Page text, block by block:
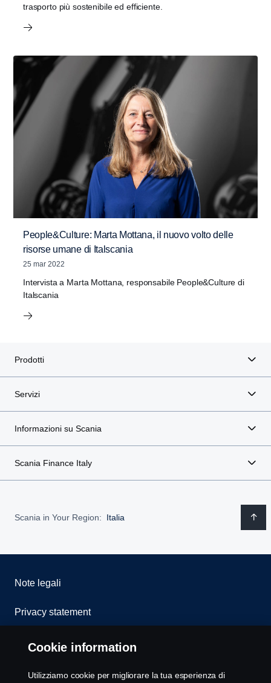
trasporto più sostenibile ed efficiente.
People&Culture: Marta Mottana, il nuovo volto delle
risorse umane di Italscania
25 mar 2022
Intervista a Marta Mottana, responsabile People&Culture di
Italscania
Prodotti
Servizi
Informazioni su Scania
Scania Finance Italy
Scania in Your Region: Italia
Note legali
Privacy statement
Cookies
Whistleblowing
Cookie information
Utilizziamo cookie per migliorare la tua esperienza di